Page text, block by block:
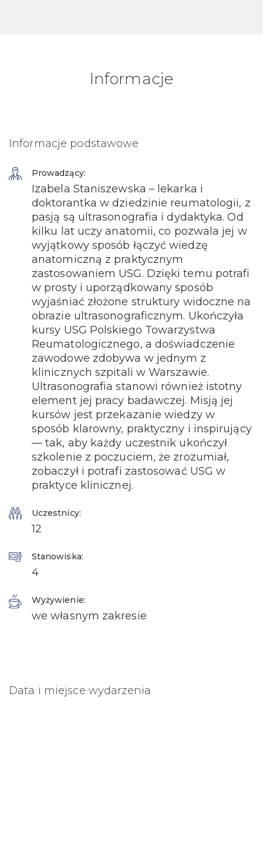
Informacje
Informacje podstawowe
Prowadzący:
Izabela Staniszewska – lekarka i
doktorantka w dziedzinie reumatologii, z
pasją są ultrasonografia i dydaktyka. Od
kilku lat uczy anatomii, co pozwala jej w
wyjątkowy sposób łączyć wiedzę
anatomiczną z praktycznym
zastosowaniem USG. Dzięki temu potrafi
w prosty i uporządkowany sposób
wyjaśniać złożone struktury widoczne na
obrazie ultrasonograficznym. Ukończyła
kursy USG Polskiego Towarzystwa
Reumatologicznego, a doświadczenie
zawodowe zdobywa w jednym z
klinicznych szpitali w Warszawie.
Ultrasonografia stanowi również istotny
element jej pracy badawczej. Misją jej
kursów jest przekazanie wiedzy w
sposób klarowny, praktyczny i inspirujący
— tak, aby każdy uczestnik ukończył
szkolenie z poczuciem, że zrozumiał,
zobaczył i potrafi zastosować USG w
praktyce klinicznej.
Uczestnicy:
12
Stanowiska:
4
Wyżywienie:
we własnym zakresie
Data i miejsce wydarzenia